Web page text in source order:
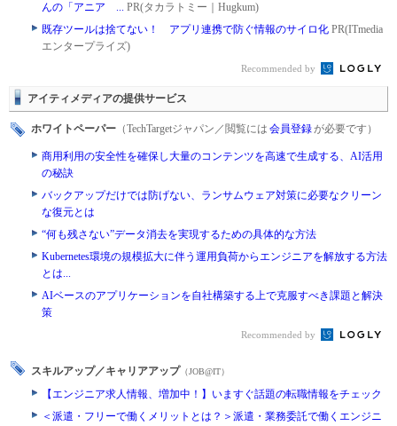
んの「アニア ... PR(タカラトミー｜Hugkum)
既存ツールは捨てない！ アプリ連携で防ぐ情報のサイロ化 PR(ITmedia
エンタープライズ)
Recommended by
アイティメディアの提供サービス
ホワイトペーパー （TechTargetジャパン／閲覧には 会員登録が必要です）
商用利用の安全性を確保し大量のコンテンツを高速で生成する、AI活用
の秘訣
バックアップだけでは防げない、ランサムウェア対策に必要なクリーン
な復元とは
“何も残さない”データ消去を実現するための具体的な方法
Kubernetes環境の規模拡大に伴う運用負荷からエンジニアを解放する方法
とは...
AIベースのアプリケーションを自社構築する上で克服すべき課題と解決
策
Recommended by
スキルアップ／キャリアアップ （JOB@IT）
【エンジニア求人情報、増加中！】いますぐ話題の転職情報をチェック
＜派遣・フリーで働くメリットとは？＞派遣・業務委託で働くエンジニ